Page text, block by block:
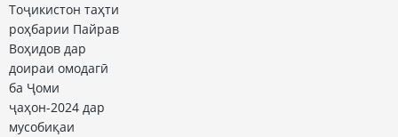
Тоҷикистон таҳти
роҳбарии Пайрав
Воҳидов дар
доираи омодагӣ
ба Ҷоми
ҷаҳон-2024 дар
мусобиқаи